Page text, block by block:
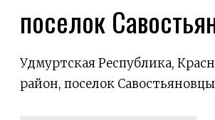
поселок
Удмуртская Республика,
район, поселок Савостьяновцы